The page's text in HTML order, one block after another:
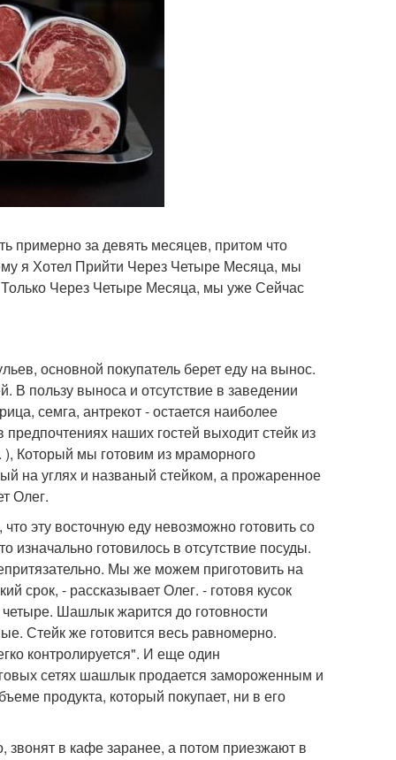
примерно за девять месяцев, притом что
я Хотел Прийти Через Четыре Месяца, мы
Через Четыре Месяца, мы уже Сейчас
основной покупатель берет еду на вынос.
В пользу выноса и отсутствие в заведении
семга, антрекот - остается наиболее
наших гостей выходит стейк из
Который мы готовим из мраморного
на углях и названый стейком, а прожаренное
Олег.
эту восточную еду невозможно готовить со
готовилось в отсутствие посуды.
Мы же можем приготовить на
срок, - рассказывает Олег. - готовя кусок
Шашлык жарится до готовности
Стейк же готовится весь равномерно.
контролируется". И еще один
сетях шашлык продается замороженным и
продукта, который покупает, ни в его
звонят в кафе заранее, а потом приезжают в